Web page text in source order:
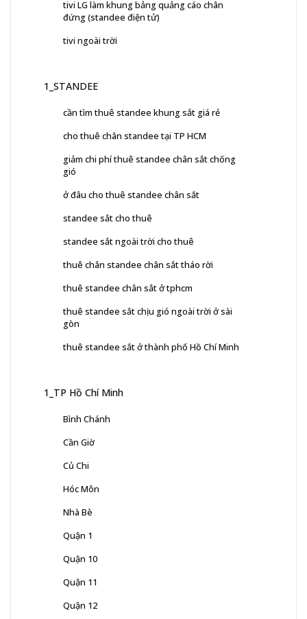
tivi LG làm khung bảng quảng cáo chân
đứng (standee điện tử)
tivi ngoài trời
1_STANDEE
cần tìm thuê standee khung sắt giá rẻ
cho thuê chân standee tại TP HCM
giảm chi phí thuê standee chân sắt chống
gió
ở đâu cho thuê standee chân sắt
standee sắt cho thuê
standee sắt ngoài trời cho thuê
thuê chân standee chân sắt tháo rời
thuê standee chân sắt ở tphcm
thuê standee sắt chịu gió ngoài trời ở sài
gòn
thuê standee sắt ở thành phố Hồ Chí Minh
1_TP Hồ Chí Minh
Bình Chánh
Cần Giờ
Củ Chi
Hóc Môn
Nhà Bè
Quận 1
Quận 10
Quận 11
Quận 12